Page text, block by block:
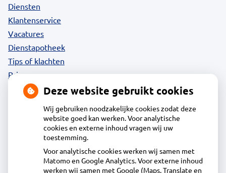
Diensten
Klantenservice
Vacatures
Dienstapotheek
Tips of klachten
Privacy
Acdapha Apotheek Langedijk
Voorburggracht 212, 1722GV Zuid-Scharwoude
Deze website gebruikt cookies
Wij gebruiken noodzakelijke cookies zodat deze
website goed kan werken. Voor analytische
cookies en externe inhoud vragen wij uw
toestemming.
Voor analytische cookies werken wij samen met
Matomo en Google Analytics. Voor externe inhoud
werken wij samen met Google (Maps, Translate en